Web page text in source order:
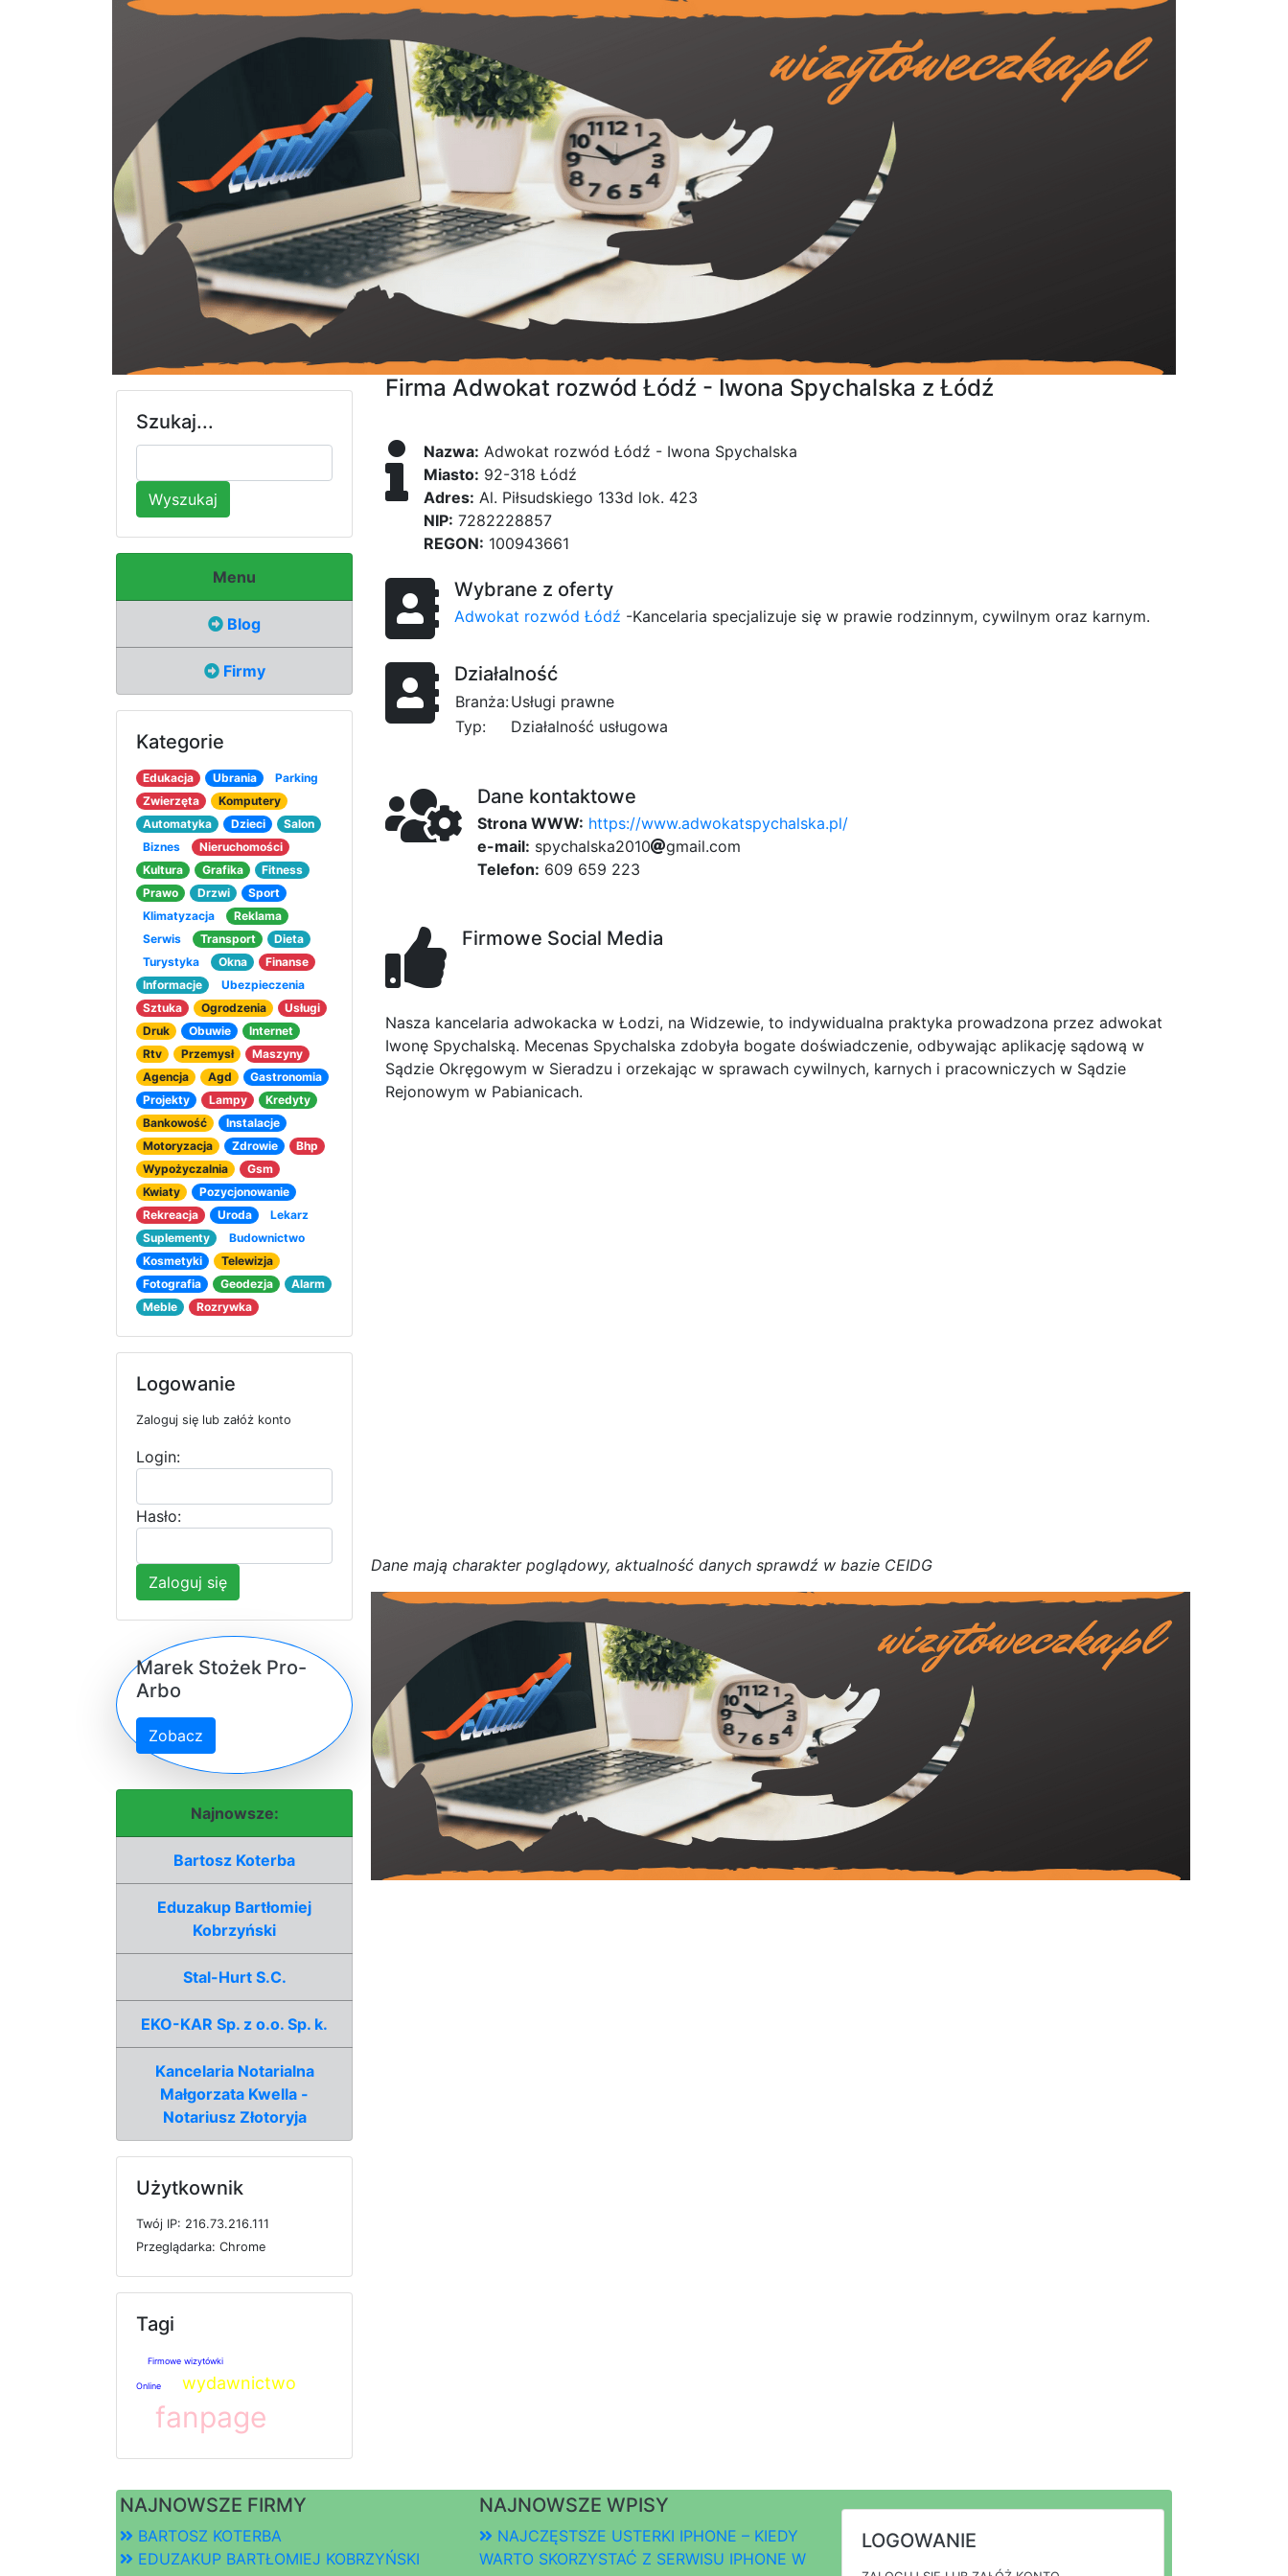
Szukaj...
Wyszukaj
Menu
Blog
Firmy
Kategorie
Edukacja Ubrania
Parking
Zwierzęta
Komputery
Automatyka
Dzieci
Salon
Biznes
Nieruchomości
Kultura
Grafika
Fitness
Prawo
Drzwi
Sport
Klimatyzacja
Reklama
Serwis
Transport
Dieta
Turystyka
Okna
Finanse
Informacje
Ubezpieczenia
Sztuka
Ogrodzenia
Usługi
Druk
Obuwie
Internet
Rtv
Przemysł
Maszyny
Agencja
Agd
Gastronomia
Projekty
Lampy
Kredyty
Bankowość
Instalacje
Motoryzacja
Zdrowie
Bhp
Wypożyczalnia
Gsm
Kwiaty
Pozycjonowanie
Rekreacja
Uroda
Lekarz
Suplementy
Budownictwo
Kosmetyki
Telewizja
Fotografia
Geodezja
Alarm
Meble
Rozrywka
Logowanie
Zaloguj się lub załóż konto
Login:
Hasło:
Zaloguj się
Marek Stożek Pro-
Arbo
Zobacz
Najnowsze:
Bartosz Koterba
Eduzakup Bartłomiej
Kobrzyński
Stal-Hurt S.C.
EKO-KAR Sp. z o.o. Sp. k.
Kancelaria Notarialna
Małgorzata Kwella -
Notariusz Złotoryja
Użytkownik
Twój IP: 216.73.216.111
Przeglądarka: Chrome
Tagi
Firmowe wizytówki
Online wydawnictwo
fanpage
Firma Adwokat rozwód Łódź - Iwona Spychalska z Łódź
Nazwa: Adwokat rozwód Łódź - Iwona Spychalska
Miasto: 92-318 Łódź
Adres: Al. Piłsudskiego 133d lok. 423
NIP: 7282228857
REGON: 100943661
Wybrane z oferty
Adwokat rozwód Łódź -Kancelaria specjalizuje się w prawie rodzinnym, cywilnym oraz karnym.
Działalność
Branża:Usługi prawne
Typ:
Działalność usługowa
Dane kontaktowe
Strona WWW: https://www.adwokatspychalska.pl/
e-mail: 21
spychaa6e
lskaa6
20b41
10 g0f
mailc
.coa9f
m
Telefon: 609 659 223
Firmowe Social Media
Nasza kancelaria adwokacka w Łodzi, na Widzewie, to indywidualna praktyka prowadzona przez adwokat
Iwonę Spychalską. Mecenas Spychalska zdobyła bogate doświadczenie, odbywając aplikację sądową w
Sądzie Okręgowym w Sieradzu i orzekając w sprawach cywilnych, karnych i pracowniczych w Sądzie
Rejonowym w Pabianicach.
Dane mają charakter poglądowy, aktualność danych sprawdź w bazie CEIDG
NAJNOWSZE FIRMY
BARTOSZ KOTERBA
EDUZAKUP BARTŁOMIEJ KOBRZYŃSKI
NAJNOWSZE WPISY
NAJCZĘSTSZE USTERKI IPHONE – KIEDY
WARTO SKORZYSTAĆ Z SERWISU IPHONE W
LOGOWANIE